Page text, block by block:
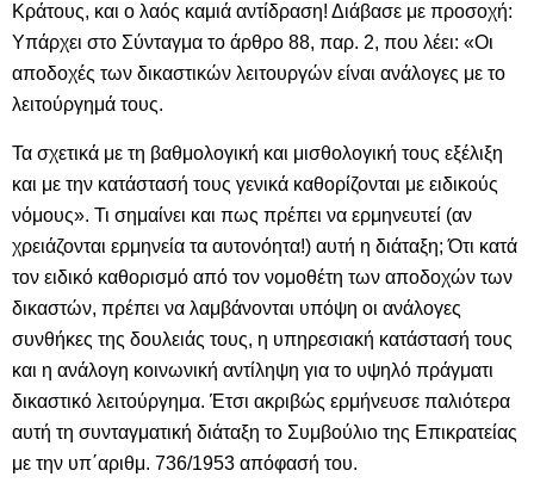
Κράτους, και ο λαός καμιά αντίδραση! Διάβασε με προσοχή:
Υπάρχει στο Σύνταγμα το άρθρο 88, παρ. 2, που λέει: «Οι
αποδοχές των δικαστικών λειτουργών είναι ανάλογες με το
λειτούργημά τους.
Τα σχετικά με τη βαθμολογική και μισθολογική τους εξέλιξη
και με την κατάστασή τους γενικά καθορίζονται με ειδικούς
νόμους». Τι σημαίνει και πως πρέπει να ερμηνευτεί (αν
χρειάζονται ερμηνεία τα αυτονόητα!) αυτή η διάταξη; Ότι κατά
τον ειδικό καθορισμό από τον νομοθέτη των αποδοχών των
δικαστών, πρέπει να λαμβάνονται υπόψη οι ανάλογες
συνθήκες της δουλειάς τους, η υπηρεσιακή κατάστασή τους
και η ανάλογη κοινωνική αντίληψη για το υψηλό πράγματι
δικαστικό λειτούργημα. Έτσι ακριβώς ερμήνευσε παλιότερα
αυτή τη συνταγματική διάταξη το Συμβούλιο της Επικρατείας
με την υπ΄αριθμ. 736/1953 απόφασή του.